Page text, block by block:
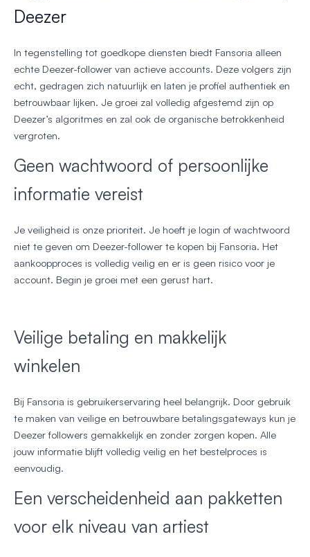
Deezer
In tegenstelling tot goedkope diensten biedt Fansoria alleen
echte Deezer-follower van actieve accounts. Deze volgers zijn
echt, gedragen zich natuurlijk en laten je profiel authentiek en
betrouwbaar lijken. Je groei zal volledig afgestemd zijn op
Deezer’s algoritmes en zal ook de organische betrokkenheid
vergroten.
Geen wachtwoord of persoonlijke
informatie vereist
Je veiligheid is onze prioriteit. Je hoeft je login of wachtwoord
niet te geven om Deezer-follower te kopen bij Fansoria. Het
aankoopproces is volledig veilig en er is geen risico voor je
account. Begin je groei met een gerust hart.
Veilige betaling en makkelijk
winkelen
Bij Fansoria is gebruikerservaring heel belangrijk. Door gebruik
te maken van veilige en betrouwbare betalingsgateways kun je
Deezer followers gemakkelijk en zonder zorgen kopen. Alle
jouw informatie blijft volledig veilig en het bestelproces is
eenvoudig.
Een verscheidenheid aan pakketten
voor elk niveau van artiest